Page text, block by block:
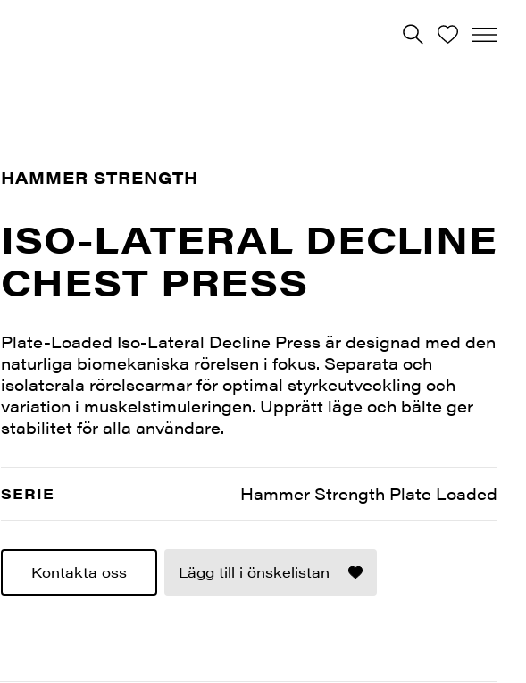
HAMMER STRENGTH
ISO-LATERAL DECLINE
CHEST PRESS
Plate-Loaded Iso-Lateral Decline Press är designad med den
naturliga biomekaniska rörelsen i fokus. Separata och
isolaterala rörelsearmar för optimal styrkeutveckling och
variation i muskelstimuleringen. Upprätt läge och bälte ger
stabilitet för alla användare.
SERIE Hammer Strength Plate Loaded
Kontakta oss Lägg till i önskelistan